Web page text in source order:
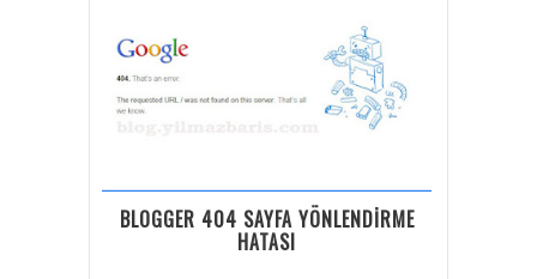
BLOGGER 404 SAYFA YÖNLENDİRME
HATASI